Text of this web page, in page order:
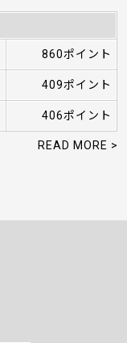
860ポイント
409ポイント
406ポイント
READ MORE >